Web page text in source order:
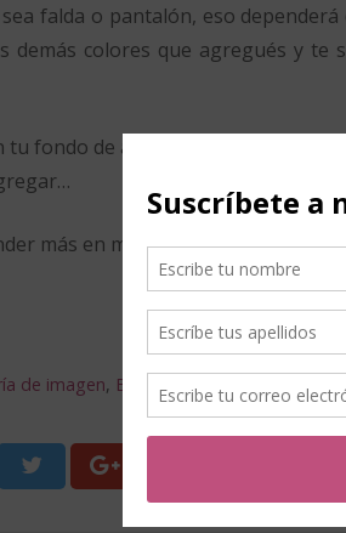
sea falda o pantalón, eso
demás colores que agregués y
tu fondo de armario, ahora a
más en mi próximo curso:
de imagen, Básicos Bellez